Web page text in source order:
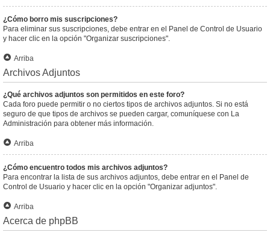
¿Cómo borro mis suscripciones?
Para eliminar sus suscripciones, debe entrar en el Panel de Control de Usuario
y hacer clic en la opción "Organizar suscripciones".
Arriba
Archivos Adjuntos
¿Qué archivos adjuntos son permitidos en este foro?
Cada foro puede permitir o no ciertos tipos de archivos adjuntos. Si no está
seguro de que tipos de archivos se pueden cargar, comuníquese con La
Administración para obtener más información.
Arriba
¿Cómo encuentro todos mis archivos adjuntos?
Para encontrar la lista de sus archivos adjuntos, debe entrar en el Panel de
Control de Usuario y hacer clic en la opción "Organizar adjuntos".
Arriba
Acerca de phpBB